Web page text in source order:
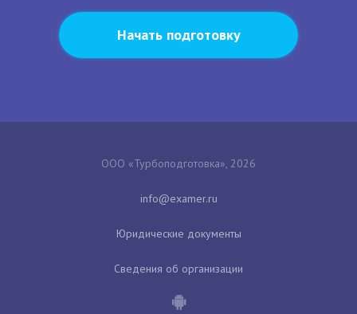
Начать подготовку
ООО «Турбоподготовка», 2026
Юридические документы
Сведения об организации